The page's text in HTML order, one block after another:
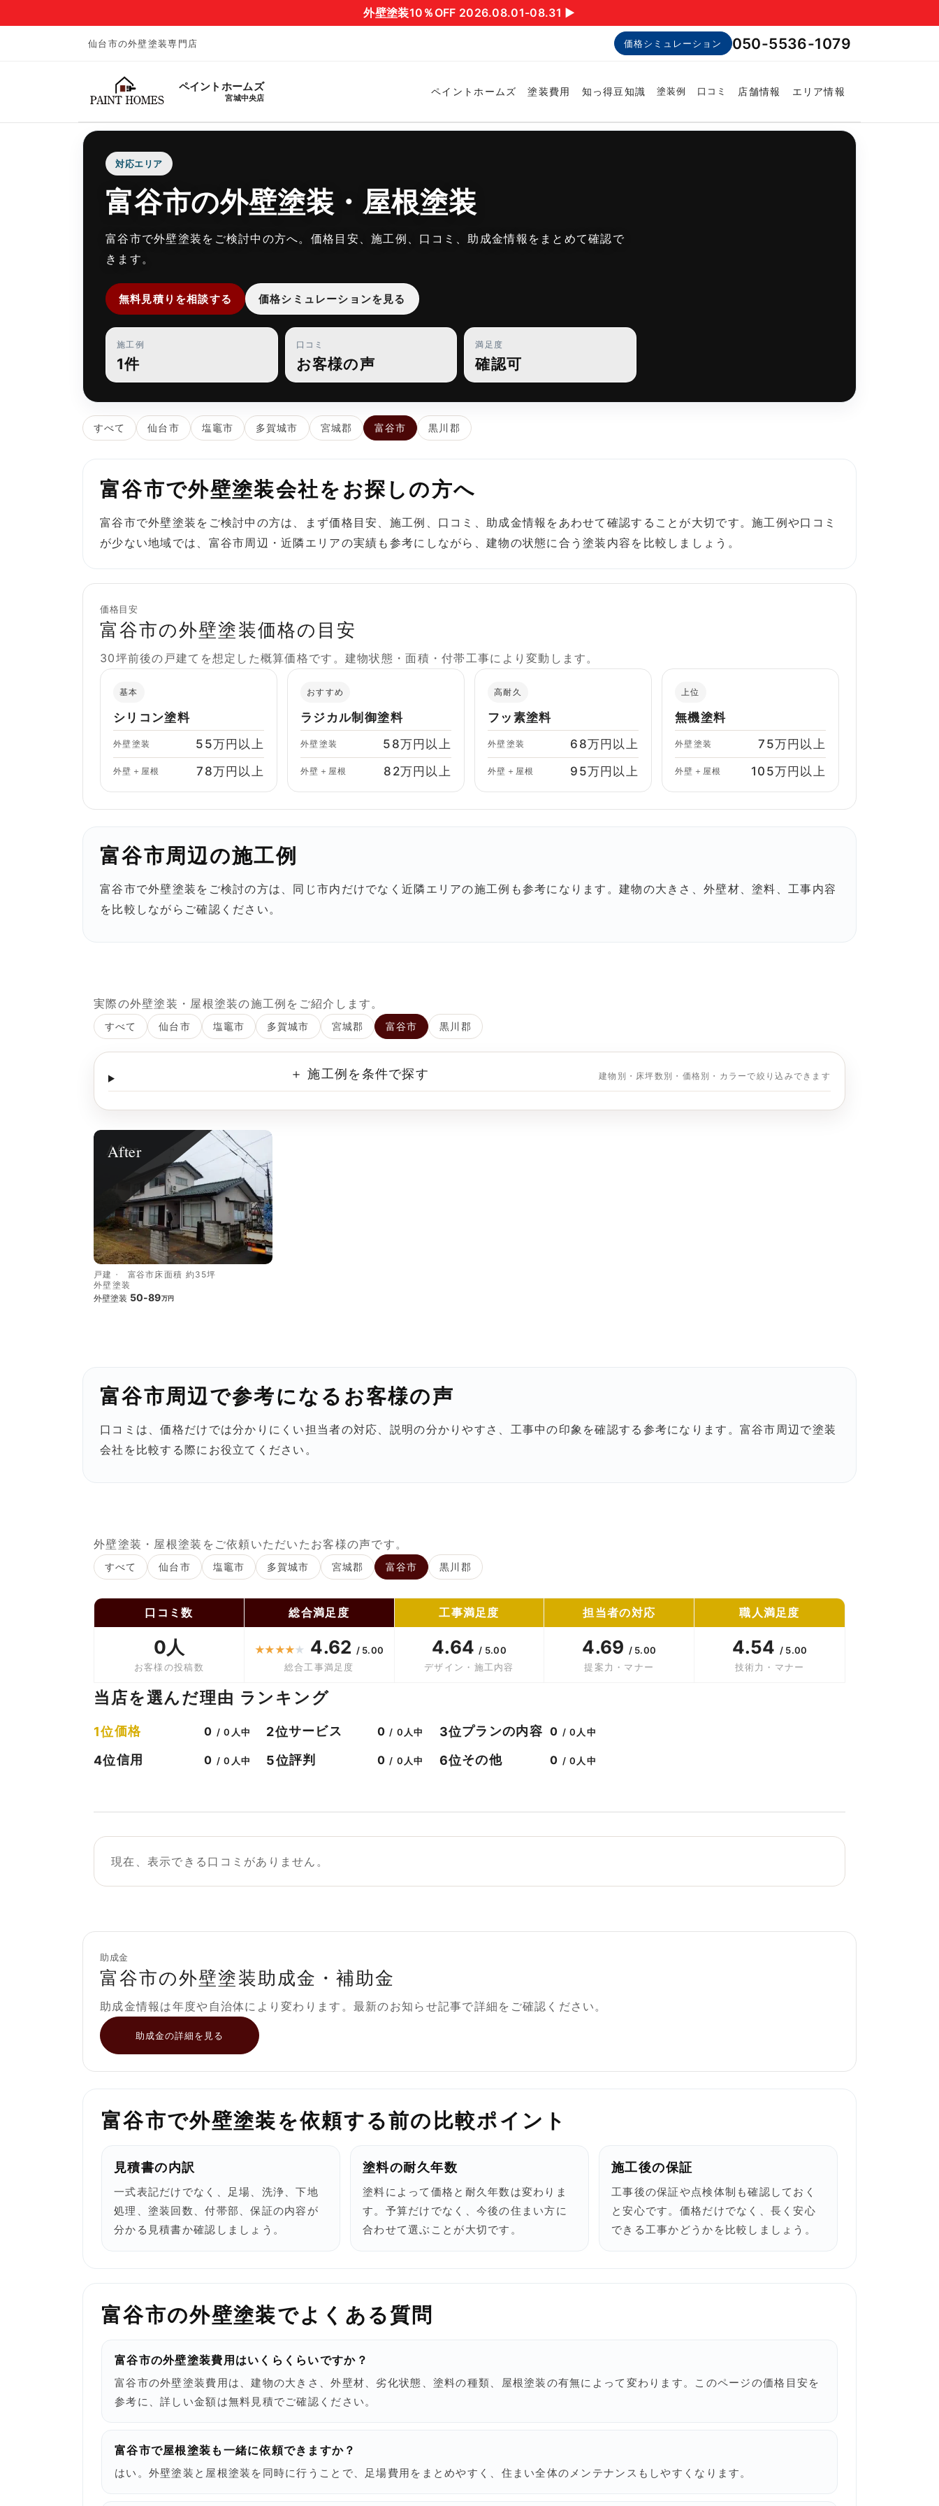
外壁塗装10％OFF 2026.08.01-08.31 ▶︎
仙台市の外壁塗装専門店 価格シミュレーション 050-5536-1079
ペイントホームズ
宮城中央店
ペイントホームズ 塗装費用 知っ得豆知識 塗装例 口コミ 店舗情報 エリア情報
対応エリア
富谷市の外壁塗装・屋根塗装
富谷市で外壁塗装をご検討中の方へ。価格目安、施工例、口コミ、助成金情報をまとめて確認で
きます。
無料見積りを相談する 価格シミュレーションを見る
施工例
1件
口コミ
お客様の声
満足度
確認可
すべて 仙台市 塩竈市 多賀城市 宮城郡 富谷市 黒川郡
富谷市で外壁塗装会社をお探しの方へ
富谷市で外壁塗装をご検討中の方は、まず価格目安、施工例、口コミ、助成金情報をあわせて確認することが大切です。施工例や口コミ
が少ない地域では、富谷市周辺・近隣エリアの実績も参考にしながら、建物の状態に合う塗装内容を比較しましょう。
価格目安
富谷市の外壁塗装価格の目安
30坪前後の戸建てを想定した概算価格です。建物状態・面積・付帯工事により変動します。
基本
シリコン塗料
外壁塗装 55万円以上
外壁＋屋根 78万円以上
おすすめ
ラジカル制御塗料
外壁塗装 58万円以上
外壁＋屋根 82万円以上
高耐久
フッ素塗料
外壁塗装 68万円以上
外壁＋屋根 95万円以上
上位
無機塗料
外壁塗装 75万円以上
外壁＋屋根 105万円以上
富谷市周辺の施工例
富谷市で外壁塗装をご検討の方は、同じ市内だけでなく近隣エリアの施工例も参考になります。建物の大きさ、外壁材、塗料、工事内容
を比較しながらご確認ください。
実際の外壁塗装・屋根塗装の施工例をご紹介します。
すべて 仙台市 塩竈市 多賀城市 宮城郡 富谷市 黒川郡
＋ 施工例を条件で探す 建物別・床坪数別・価格別・カラーで絞り込みできます
After
戸建 富谷市床面積 約35坪
外壁塗装
外壁塗装 50-89万円
富谷市周辺で参考になるお客様の声
口コミは、価格だけでは分かりにくい担当者の対応、説明の分かりやすさ、工事中の印象を確認する参考になります。富谷市周辺で塗装
会社を比較する際にお役立てください。
外壁塗装・屋根塗装をご依頼いただいたお客様の声です。
すべて 仙台市 塩竈市 多賀城市 宮城郡 富谷市 黒川郡
口コミ数
0人
お客様の投稿数
総合満足度
★★★★★ 4.62 / 5.00
総合工事満足度
工事満足度
4.64 / 5.00
デザイン・施工内容
担当者の対応
4.69 / 5.00
提案力・マナー
職人満足度
4.54 / 5.00
技術力・マナー
当店を選んだ理由 ランキング
1位価格 0 / 0人中 2位サービス 0/ 0人中 3位プランの内容 0 / 0人中
4位信用 0 / 0人中 5位評判 0/ 0人中 6位その他 0 / 0人中
現在、表示できる口コミがありません。
助成金
富谷市の外壁塗装助成金・補助金
助成金情報は年度や自治体により変わります。最新のお知らせ記事で詳細をご確認ください。
助成金の詳細を見る
富谷市で外壁塗装を依頼する前の比較ポイント
見積書の内訳
一式表記だけでなく、足場、洗浄、下地
処理、塗装回数、付帯部、保証の内容が
分かる見積書か確認しましょう。
塗料の耐久年数
塗料によって価格と耐久年数は変わりま
す。予算だけでなく、今後の住まい方に
合わせて選ぶことが大切です。
施工後の保証
工事後の保証や点検体制も確認しておく
と安心です。価格だけでなく、長く安心
できる工事かどうかを比較しましょう。
富谷市の外壁塗装でよくある質問
富谷市の外壁塗装費用はいくらくらいですか？
富谷市の外壁塗装費用は、建物の大きさ、外壁材、劣化状態、塗料の種類、屋根塗装の有無によって変わります。このページの価格目安を
参考に、詳しい金額は無料見積でご確認ください。
富谷市で屋根塗装も一緒に依頼できますか？
はい。外壁塗装と屋根塗装を同時に行うことで、足場費用をまとめやすく、住まい全体のメンテナンスもしやすくなります。